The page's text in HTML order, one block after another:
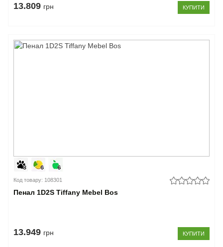
13.809 грн КУПИТИ
Код товару: 108301
Пенал 1D2S Tiffany Mebel Bos
13.949 грн КУПИТИ